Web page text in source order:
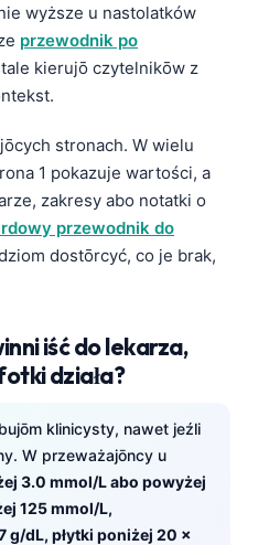
wyższe u nastolatków
przewodnik po
kierujō czytelnikōw z
stronach. W wielu
1 pokazuje wartości, a
zakresy abo notatki o
przewodnik do
dostōrcyć, co je brak,
iść do lekarza,
działa?
klinicysty, nawet jeźli
W przeważajōncy u
3.0 mmol/L abo powyżej
125 mmol/L,
g/dL, płytki poniżej 20 ×